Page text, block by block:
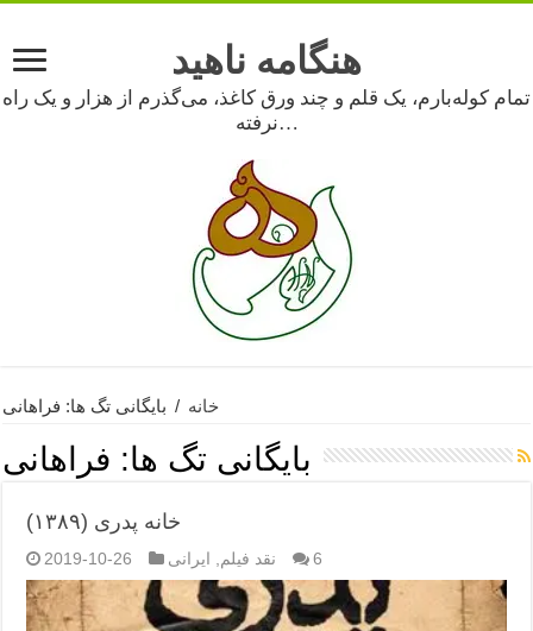
هنگامه ناهید
تمام کوله‌بارم، یک قلم و چند ورق کاغذ، می‌گذرم از هزار و یک راه
نرفته…
خانه / بایگانی تگ ها: فراهانی
بایگانی تگ ها: فراهانی
خانه پدری (۱۳۸۹)
2019-10-26 نقد فیلم ایرانی 6